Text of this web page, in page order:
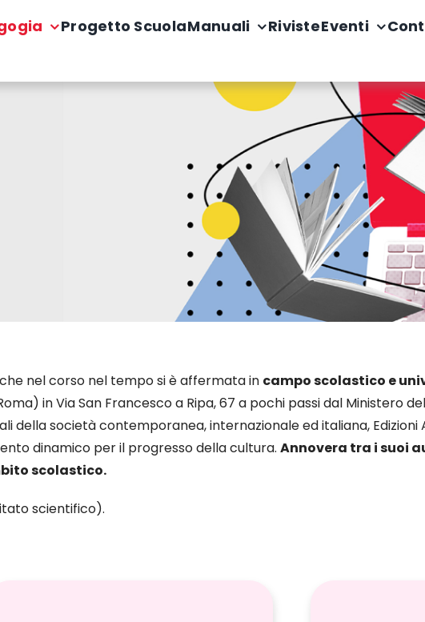
Progetto ScuolaManuali RivisteEventi
nel corso nel tempo si è affermata in campo scolastico e
in Via San Francesco a Ripa, 67 a pochi passi dal Ministero
della società contemporanea, internazionale ed italiana, Edizioni
dinamico per il progresso della cultura. Annovera tra i suoi
scolastico.
scientifico).